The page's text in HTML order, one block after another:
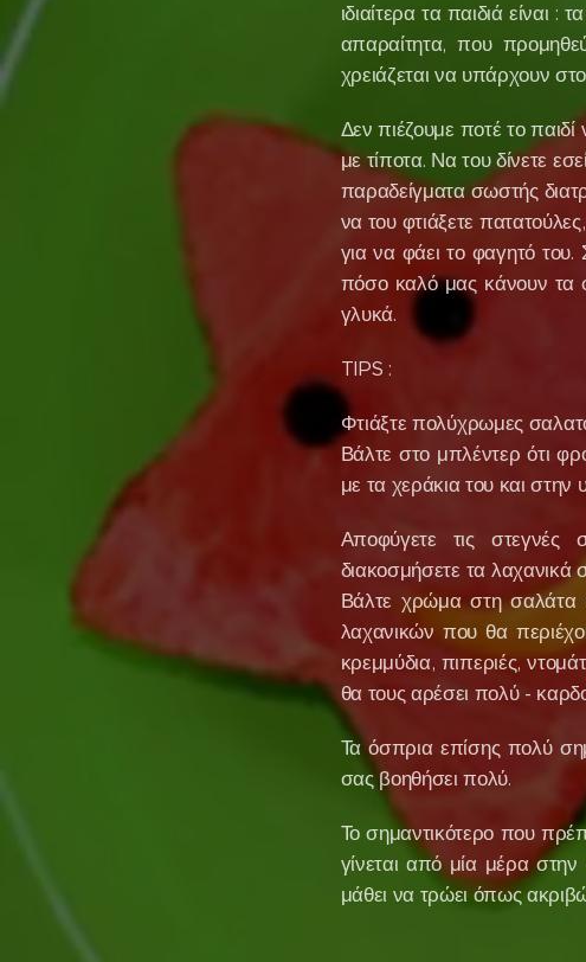
ιδιαίτερα τα παιδιά είναι
απαραίτητα, που
χρειάζεται να υπάρχουν
Δεν πιέζουμε ποτέ το παιδί
με τίποτα. Να του δίνετε
παραδείγματα σωστής
να του φτιάξετε
για να φάει το φαγητό του.
πόσο καλό μας κάνουν τα
γλυκά.
TIPS :
Φτιάξτε πολύχρωμες
Βάλτε στο μπλέντερ ότι
με τα χεράκια του και στην
Αποφύγετε τις στεγνές
διακοσμήσετε τα λαχανικά
Βάλτε χρώμα στη σαλάτα
λαχανικών που θα
κρεμμύδια, πιπεριές,
θα τους αρέσει πολύ -
Τα όσπρια επίσης πολύ
σας βοηθήσει πολύ.
Το σημαντικότερο που
γίνεται από μία μέρα στην
μάθει να τρώει όπως